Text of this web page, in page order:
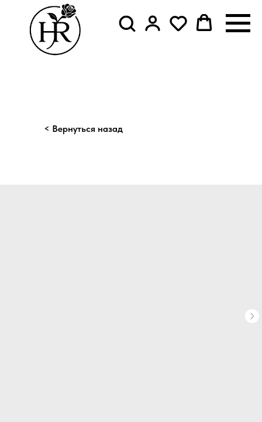
< Вернуться назад